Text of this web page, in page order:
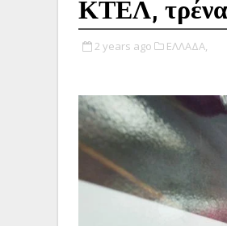
ΚΤΕΛ,
2 years ago ΕΛΛΑΔΑ,